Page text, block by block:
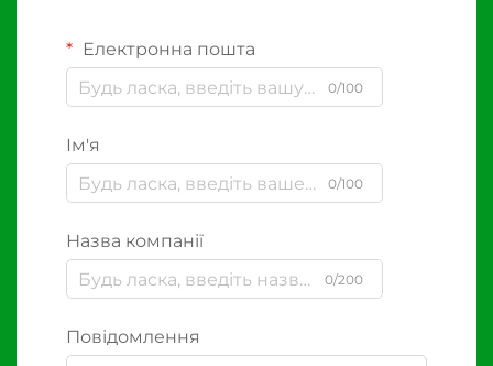
Електронна пошта
0/100
Ім'я
0/100
Назва компанії
0/200
Повідомлення